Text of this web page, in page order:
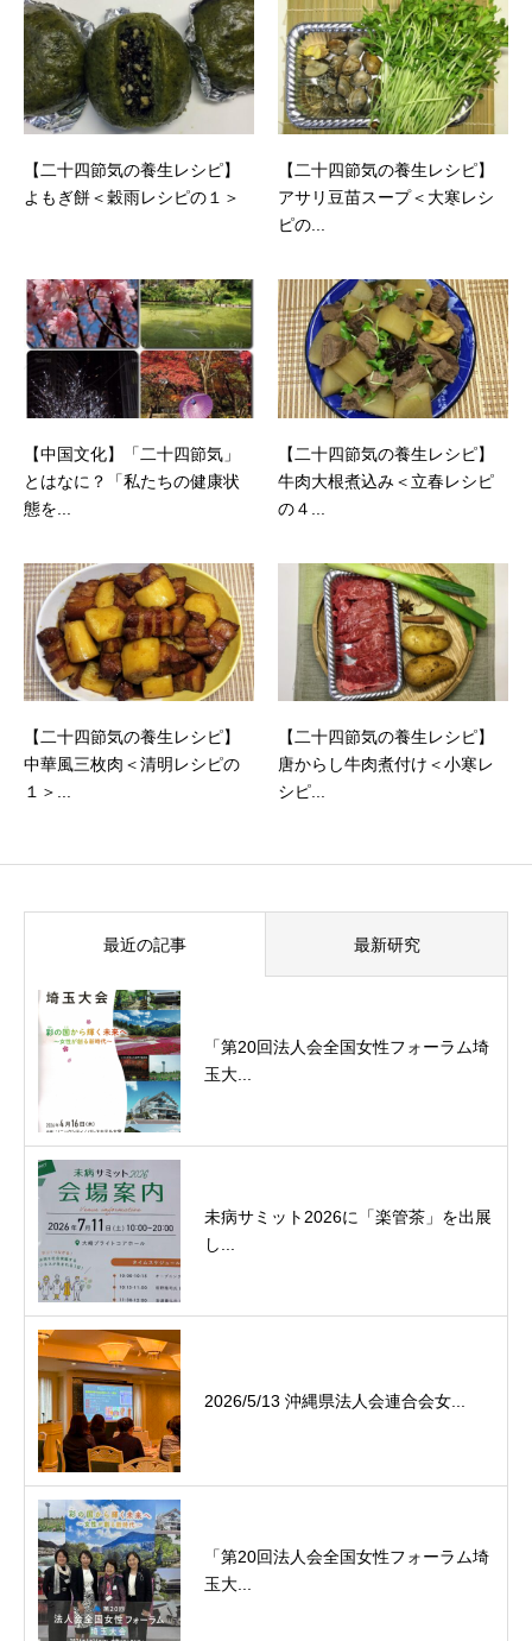
【二十四節気の養生レシピ】
よもぎ餅＜穀雨レシピの１＞
【二十四節気の養生レシピ】
アサリ豆苗スープ＜大寒レシ
ピの...
【中国文化】「二十四節気」
とはなに？「私たちの健康状
態を...
【二十四節気の養生レシピ】
牛肉大根煮込み＜立春レシピ
の４...
【二十四節気の養生レシピ】
中華風三枚肉＜清明レシピの
１＞...
【二十四節気の養生レシピ】
唐からし牛肉煮付け＜小寒レ
シピ...
最近の記事 最新研究
「第20回法人会全国女性フォーラム埼
玉大...
未病サミット2026に「楽管茶」を出展
し...
2026/5/13 沖縄県法人会連合会女...
「第20回法人会全国女性フォーラム埼
玉大...